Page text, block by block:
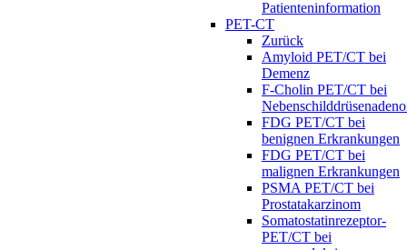
Patienteninformation
PET-CT
Zurück
Amyloid PET/CT bei
Demenz
F-Cholin PET/CT bei
FDG PET/CT bei
benignen Erkrankungen
FDG PET/CT bei
malignen Erkrankungen
PSMA PET/CT bei
Prostatakarzinom
Somatostatinrezeptor-
PET/CT bei